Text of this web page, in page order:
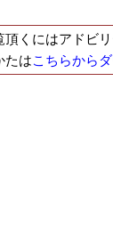
くにはアドビリ
たはこちらから